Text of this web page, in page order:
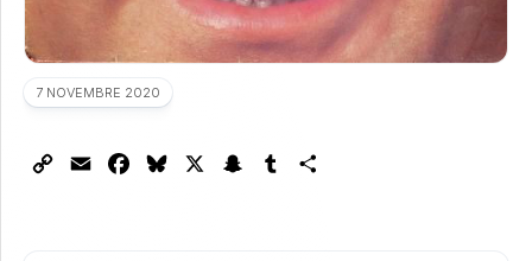
7 NOVEMBRE 2020
Copy Email FacebookBluesky Snapchat
Tumblr